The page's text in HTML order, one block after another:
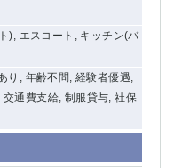
), エスコート, キッチン(バ
り, 年齢不問, 経験者優遇,
通費支給, 制服貸与, 社保